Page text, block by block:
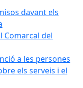
davant els
Comarcal del
a les persones
els serveis i el